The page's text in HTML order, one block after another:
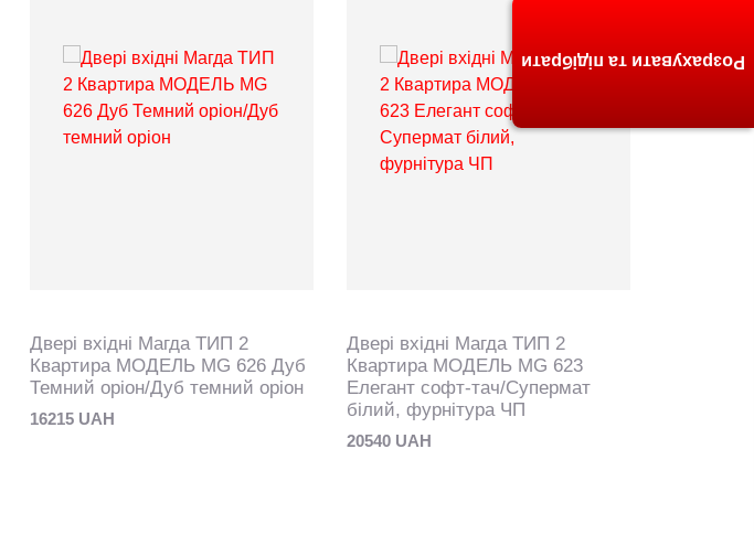
Двері вхідні Магда ТИП 2
Квартира МОДЕЛЬ MG 626 Дуб
Темний оріон/Дуб темний оріон
16215 UAH
Двері вхідні Магда ТИП 2
Квартира МОДЕЛЬ MG 623
Елегант софт-тач/Супермат
білий, фурнітура ЧП
20540 UAH
Розрахувати та підібрати